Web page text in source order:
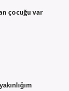
çocuğu var